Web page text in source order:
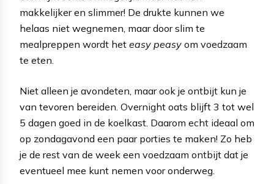
makkelijker en slimmer! De drukte kunnen we
helaas niet wegnemen, maar door slim te
mealpreppen wordt het easy peasy om voedzaam
te eten.
Niet alleen je avondeten, maar ook je ontbijt kun je
van tevoren bereiden. Overnight oats blijft 3 tot wel
5 dagen goed in de koelkast. Daarom echt ideaal om
op zondagavond een paar porties te maken! Zo heb
je de rest van de week een voedzaam ontbijt dat je
eventueel mee kunt nemen voor onderweg.